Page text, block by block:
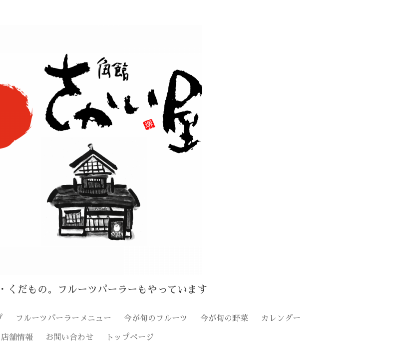
くだもの。フルーツパーラーもやっています
フルーツパーラーメニュー 今が旬のフルーツ 今が旬の野菜 カレンダー
店舗情報 お問い合わせ トップページ